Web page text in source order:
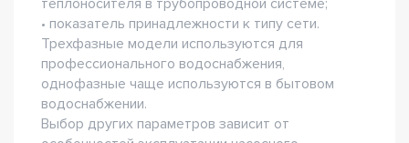
теплоносителя в трубопроводной системе;
• показатель принадлежности к типу сети.
Трехфазные модели используются для
профессионального водоснабжения,
однофазные чаще используются в бытовом
водоснабжении.
Выбор других параметров зависит от